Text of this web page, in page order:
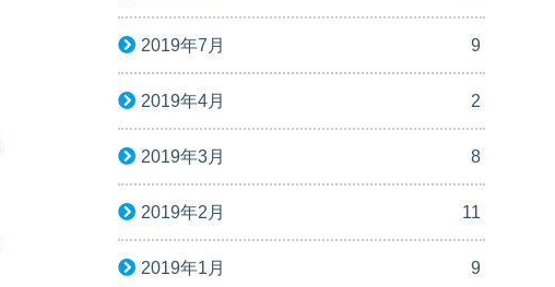
2019年7月 9
2019年4月 2
2019年3月 8
2019年2月 11
2019年1月 9